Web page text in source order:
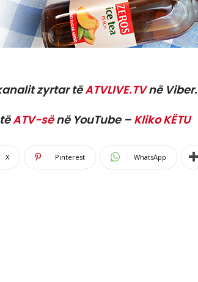
zyrtar tëATVLIVE.TVnë Viber.
ATV-sënë YouTube – Kliko KËTU
X Pinterest WhatsApp